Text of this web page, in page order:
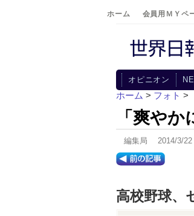
ホーム 会員用ＭＹペ
オピニオン
ホーム > フォト >
「爽やか
編集局 2014/3/
高校野球、